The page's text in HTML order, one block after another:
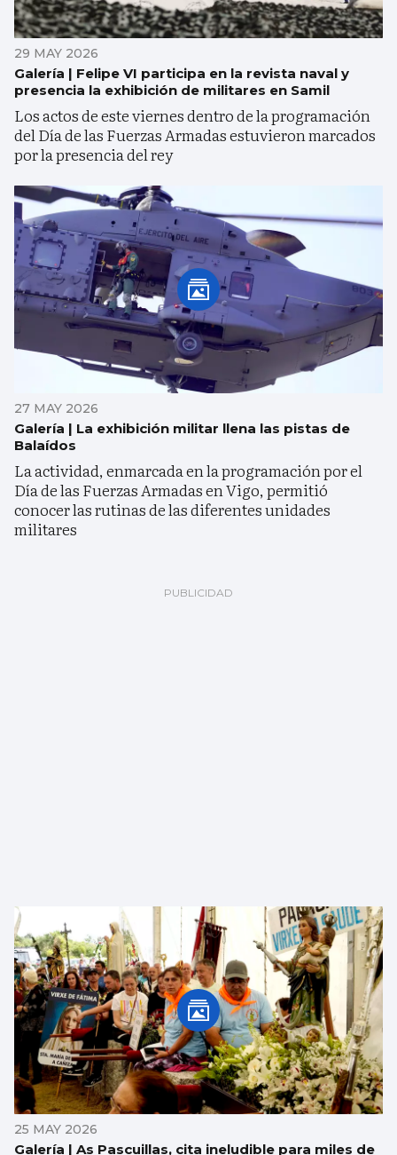
29 MAY 2026
Galería | Felipe VI participa en la revista naval y
presencia la exhibición de militares en Samil
Los actos de este viernes dentro de la programación
del Día de las Fuerzas Armadas estuvieron marcados
por la presencia del rey
27 MAY 2026
Galería | La exhibición militar llena las pistas de
Balaídos
La actividad, enmarcada en la programación por el
Día de las Fuerzas Armadas en Vigo, permitió
conocer las rutinas de las diferentes unidades
militares
25 MAY 2026
Galería | As Pascuillas, cita ineludible para miles de